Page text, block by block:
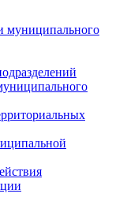
муниципального